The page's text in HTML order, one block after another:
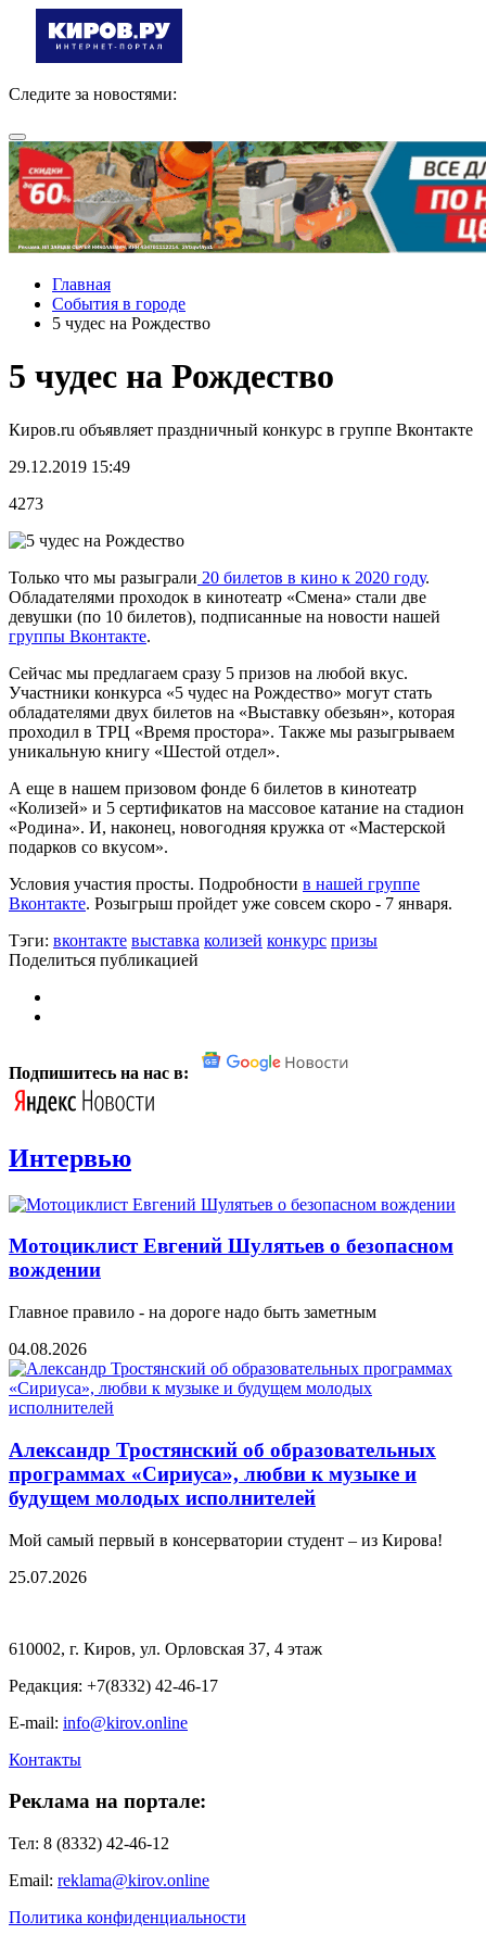
Следите за новостями:
Главная
События в городе
5 чудес на Рождество
5 чудес на Рождество
Киров.ru объявляет праздничный конкурс в группе Вконтакте
29.12.2019 15:49
4273
Только что мы разыграли 20 билетов в кино к 2020 году.
Обладателями проходок в кинотеатр «Смена» стали две
девушки (по 10 билетов), подписанные на новости нашей
группы Вконтакте.
Сейчас мы предлагаем сразу 5 призов на любой вкус.
Участники конкурса «5 чудес на Рождество» могут стать
обладателями двух билетов на «Выставку обезьян», которая
проходил в ТРЦ «Время простора». Также мы разыгрываем
уникальную книгу «Шестой отдел».
А еще в нашем призовом фонде 6 билетов в кинотеатр
«Колизей» и 5 сертификатов на массовое катание на стадион
«Родина». И, наконец, новогодняя кружка от «Мастерской
подарков со вкусом».
Условия участия просты. Подробности в нашей группе
Вконтакте. Розыгрыш пройдет уже совсем скоро - 7 января.
Тэги: вконтакте выставка колизей конкурс призы
Поделиться публикацией
Подпишитесь на нас в:
Интервью
Мотоциклист Евгений Шулятьев о безопасном
вождении
Главное правило - на дороге надо быть заметным
04.08.2026
Александр Тростянский об образовательных
программах «Сириуса», любви к музыке и
будущем молодых исполнителей
Мой самый первый в консерватории студент – из Кирова!
25.07.2026
610002, г. Киров, ул. Орловская 37, 4 этаж
Редакция: +7(8332) 42-46-17
E-mail: info@kirov.online
Контакты
Реклама на портале:
Тел: 8 (8332) 42-46-12
Email: reklama@kirov.online
Политика конфиденциальности